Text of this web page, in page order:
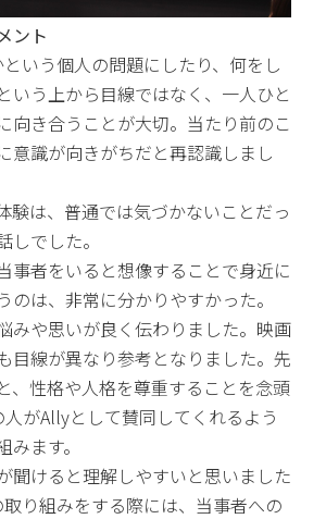
ント
という個人の問題にしたり、何をし
いう上から目線ではなく、一人ひと
向き合うことが大切。当たり前のこ
意識が向きがちだと再認識しまし
験は、普通では気づかないことだっ
しでした。
事者をいると想像することで身近に
のは、非常に分かりやすかった。
みや思いが良く伝わりました。映画
目線が異なり参考となりました。先
、性格や人格を尊重することを念頭
がAllyとして賛同してくれるよう
ます。
聞けると理解しやすいと思いました
取り組みをする際には、当事者への